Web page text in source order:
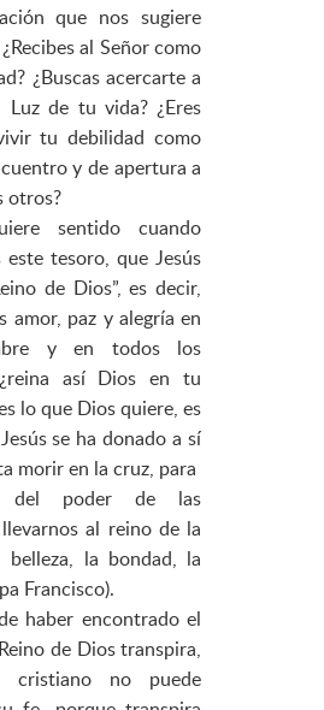
que nos sugiere
al Señor como
¿Buscas acercarte a
Luz de tu vida? ¿Eres
tu debilidad como
y de apertura a
otros?
sentido cuando
este tesoro, que Jesús
de Dios”, es decir,
amor, paz y alegría en
y en todos los
así Dios en tu
lo que Dios quiere, es
se ha donado a sí
morir en la cruz, para
del poder de las
al reino de la
la bondad, la
Francisco).
haber encontrado el
de Dios transpira,
no puede